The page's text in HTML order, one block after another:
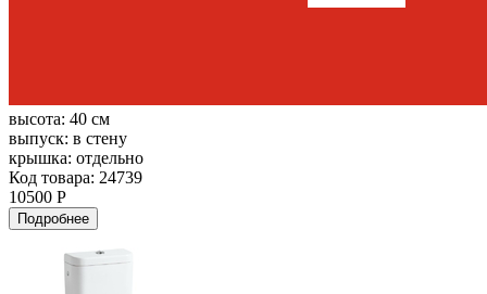
высота: 40 см
выпуск: в стену
крышка: отдельно
Код товара: 24739
10500 Р
Подробнее